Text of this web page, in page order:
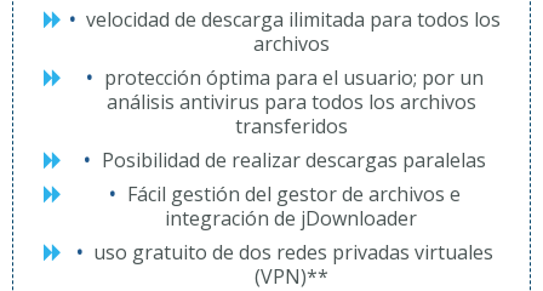
velocidad de descarga ilimitada para todos los
archivos
protección óptima para el usuario; por un
análisis antivirus para todos los archivos
transferidos
Posibilidad de realizar descargas paralelas
Fácil gestión del gestor de archivos e
integración de jDownloader
uso gratuito de dos redes privadas virtuales
(VPN)**